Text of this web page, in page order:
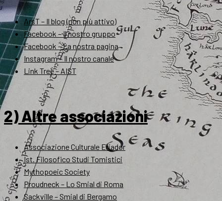
ArsT – Il blog (non più attivo)
Facebook – Il nostro gruppo
Facebook – La nostra pagina
Instagram – Il nostro canale
Link Tree – AIST
2) Altre associazioni
Associazione Culturale Eriador
Ist. Filosofico Studi Tomistici
Mythopoeic Society
Proudneck – Lo Smial di Roma
Sackville – Smial di Bergamo